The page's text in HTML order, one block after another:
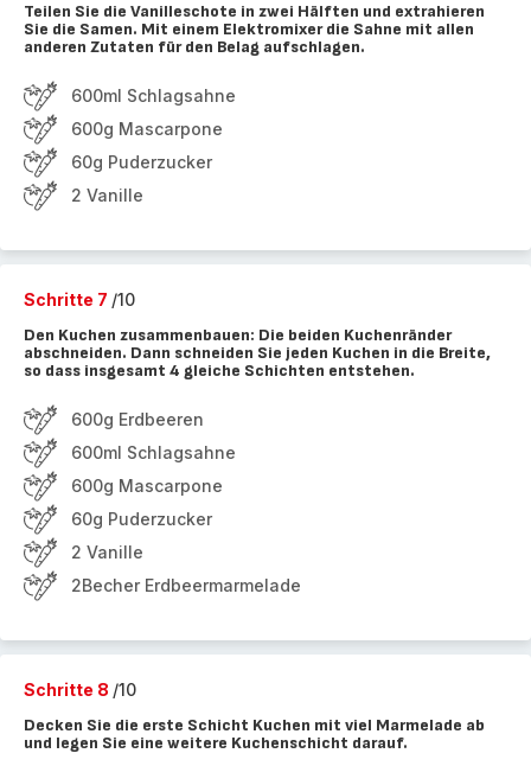
Teilen Sie die Vanilleschote in zwei Hälften und extrahieren
Sie die Samen. Mit einem Elektromixer die Sahne mit allen
anderen Zutaten für den Belag aufschlagen.
600ml Schlagsahne
600g Mascarpone
60g Puderzucker
2 Vanille
Schritte 7 /10
Den Kuchen zusammenbauen: Die beiden Kuchenränder
abschneiden. Dann schneiden Sie jeden Kuchen in die Breite,
so dass insgesamt 4 gleiche Schichten entstehen.
600g Erdbeeren
600ml Schlagsahne
600g Mascarpone
60g Puderzucker
2 Vanille
2Becher Erdbeermarmelade
Schritte 8 /10
Decken Sie die erste Schicht Kuchen mit viel Marmelade ab
und legen Sie eine weitere Kuchenschicht darauf.